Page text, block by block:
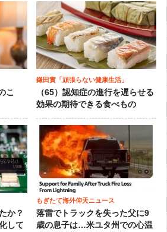
こ
鎌田實「頑張らない健康生活」
（65）認知症の進行を遅らせる
効果の期待できる食べもの
か？
して
もぎたて海外仰天ニュース
落雷でトラックを失った父に9
歳の息子は…米ユタ州での心温